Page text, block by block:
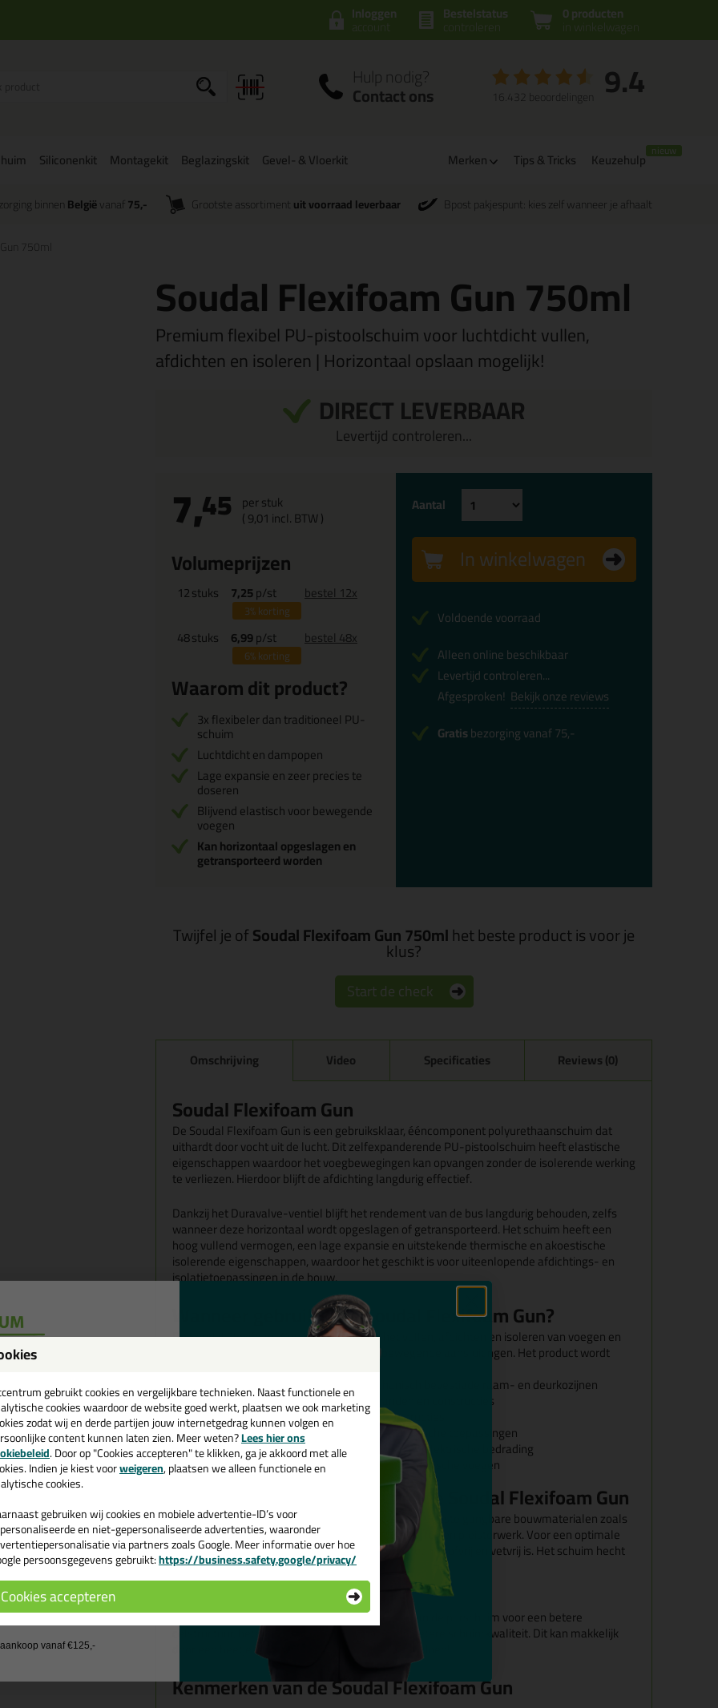
0 producten
in winkelwagen
Bestelstatus
controleren
Inloggen
account
Hulp nodig?
Contact ons 9.4
16.432 beoordelingen
Siliconenkit Montagekit Beglazingskit Gevel- & Vloerkit Merken Tips & Tricks Keuzehulp
binnenBelgiëvanaf 75,- Grootste assortiment uit voorraad leverbaar Bpost pakjespunt: kies zelf wanneer je afhaalt
750ml
Soudal Flexifoam Gun 750ml
Premium flexibel PU-pistoolschuim voor luchtdicht vullen,
afdichten en isoleren | Horizontaal opslaan mogelijk!
DIRECT LEVERBAAR
Levertijd controleren...
7,45 per stuk
(9,01 incl. BTW )
Volumeprijzen
12stuks 7,25p/st
3%korting
bestel 12x
48stuks 6,99p/st
6%korting
bestel 48x
Waarom dit product?
3x flexibeler dan traditioneel PU-
schuim
Luchtdicht en dampopen
Lage expansie en zeer precies te
doseren
Blijvend elastisch voor bewegende
voegen
Kan horizontaal opgeslagen en
getransporteerd worden
Aantal
In winkelwagen
Voldoende voorraad
Alleen online beschikbaar
Levertijd controleren...
Afgesproken! Bekijk onze reviews
Gratisbezorging vanaf 75,-
Twijfel je ofSoudal Flexifoam Gun 750mlhet beste product is voor je
klus?
Start de check
Omschrijving Video Specificaties Reviews (0)
Soudal Flexifoam Gun
De Soudal Flexifoam Gun is een gebruiksklaar, ééncomponent polyurethaanschuim dat
uithardt door vocht uit de lucht. Dit zelfexpanderende PU-pistoolschuim heeft elastische
eigenschappen waardoor het voegbewegingen kan opvangen zonder de isolerende werking
te verliezen. Hierdoor blijft de afdichting langdurig effectief.
Dankzij het Duravalve-ventiel blijft het rendement van de bus langdurig behouden, zelfs
wanneer deze horizontaal wordt opgeslagen of getransporteerd. Het schuim heeft een
hoog vullend vermogen, een lage expansie en uitstekende thermische en akoestische
isolerende eigenschappen, waardoor het geschikt is voor uiteenlopende afdichtings- en
isolatietoepassingen in de bouw.
Wanneer gebruik je de Soudal Flexifoam Gun?
De Soudal Flexifoam Gun is geschikt voor het vullen, afdichten en isoleren van voegen en
holle ruimtes, zowel bij statische als licht bewegende aansluitingen. Het product wordt
Het vullen en isoleren rondom mechanisch bevestigde raam- en deurkozijnen
Het opvullen van holle ruimtes in wanden en constructies
Het afdichten van openingen in dakconstructies
Het optimaliseren van isolatie in koeltechnische toepassingen
Het vullen en isoleren rondom leidingen en elektrische bedrading
Schuimtoepassingen in statische en niet-statische voegen
Geschikte ondergronden voor de Soudal Flexifoam Gun
De Soudal Flexifoam Gun hecht uitstekend op de meeste gangbare bouwmaterialen zoals
beton, metselwerk, steen, hout, metaal, kunststoffen en pleisterwerk. Voor een optimale
hechting is het belangrijk dat de ondergrond schoon, stofvrij en vetvrij is. Het schuim hecht
niet op PE, PP en PTFE.
Bevochtig de ondergrond vóór het aanbrengen van de purschuim voor een betere
celstructuur, betere hechting en een algemeen betere schuimkwaliteit. Dit kan makkelijk
door een beetje water in een te doen!
Kenmerken van de Soudal Flexifoam Gun
gebruikt cookies en vergelijkbare technieken. Naast functionele en
cookies waardoor de website goed werkt, plaatsen we ook marketing
zodat wij en derde partijen jouw internetgedrag kunnen volgen en
content kunnen laten zien. Meer weten?Lees hier ons
. Door op "Cookies accepteren" te klikken, ga je akkoord met alle
Indien je kiest voorweigeren, plaatsen we alleen functionele en
cookies.
gebruiken wij cookies en mobiele advertentie-ID’s voor
en niet-gepersonaliseerde advertenties, waaronder
via partners zoals Google. Meer informatie over hoe
persoonsgegevens gebruikt:https://business.safety.google/privacy/
Cookies accepteren
💚
en ontvang een
€35,-bij je eerste bestelling!
de actiecode ›
geen cadeau
vanaf €125,-